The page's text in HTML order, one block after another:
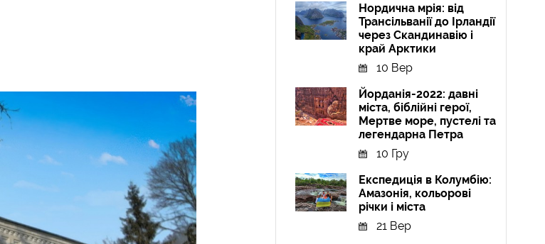
Нордична мрія: від
Трансільванії до Ірландії
через Скандинавію і
край Арктики
10 Вер
Йорданія-2022: давні
міста, біблійні герої,
Мертве море, пустелі та
легендарна Петра
10 Гру
Експедиція в Колумбію:
Амазонія, кольорові
річки і міста
21 Вер